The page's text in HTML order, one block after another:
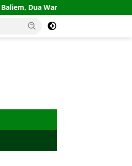
Warga Terluka dan Pengunjung